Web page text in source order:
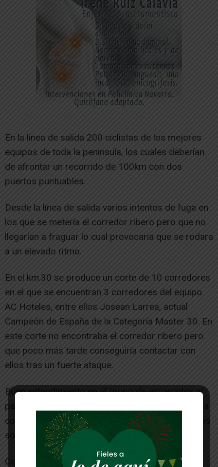
En la línea de salida 200 ciclistas de los mejores
equipos de toda la peninsula, los cuales deberían
de afrontar un recorrido de 100km con dos
puertos puntuables.
Desde la línea de salida varios intentos de fuga en
los que se metería el corredor ribero pero que no
llegarían a fraguar lo cual provocaria que se rodara
a un elevado ritmo.
En el km.30 se produce un corte de 10 corredores
en el que se encuentran 3 corredores del equipo
AC Hoteles, entre ellos Josean Larrea, actual
Campeón de España de la Categoría Master 30. En
este corte no encontraba el corredor ribero pero
que poco más tarde conseguiría contactar con
ellos tras un fuerte ataque.
Buen entendimiento en el grupo de escapados al
paso de los kilómetros que provocaría que llegara
contar con una ventaja de 1 minuto y 30 segundos
sobre el pelotón.
Con el paso de los kilómetros el corredor del